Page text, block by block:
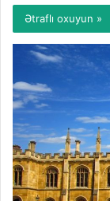
Ətraflı oxuyun »